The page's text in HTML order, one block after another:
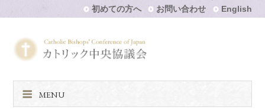
初めての方へ お問い合わせ English
MENU